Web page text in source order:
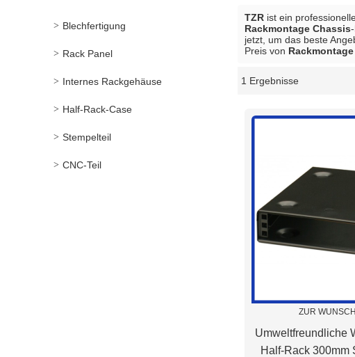
Blechfertigung
Rack Panel
Internes Rackgehäuse
Half-Rack-Case
Stempelteil
CNC-Teil
TZR ist ein
Rackmontage Chassis
jetzt, um das beste
Preis von
1 Ergebnisse
ZUR
Umweltfreundliche
Half-Rack 300mm